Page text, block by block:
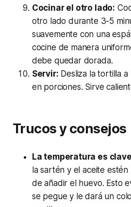
Cocinar el otro lado:
otro lado durante 3-5
suavemente con una
cocine de manera
debe quedar dorada.
Servir: Desliza la tortilla
en porciones. Sirve
Trucos y consejos
La temperatura es
la sartén y el aceite
de añadir el huevo. Esto
se pegue y le dará un